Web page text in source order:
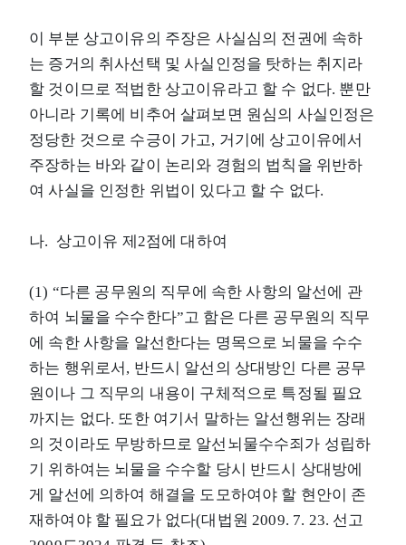
이 부분 상고이유의 주장은 사실심의 전권에 속하
는 증거의 취사선택 및 사실인정을 탓하는 취지라
할 것이므로 적법한 상고이유라고 할 수 없다. 뿐만
아니라 기록에 비추어 살펴보면 원심의 사실인정은
정당한 것으로 수긍이 가고, 거기에 상고이유에서
주장하는 바와 같이 논리와 경험의 법칙을 위반하
여 사실을 인정한 위법이 있다고 할 수 없다.
나. 상고이유 제2점에 대하여
(1) “다른 공무원의 직무에 속한 사항의 알선에 관
하여 뇌물을 수수한다”고 함은 다른 공무원의 직무
에 속한 사항을 알선한다는 명목으로 뇌물을 수수
하는 행위로서, 반드시 알선의 상대방인 다른 공무
원이나 그 직무의 내용이 구체적으로 특정될 필요
까지는 없다. 또한 여기서 말하는 알선행위는 장래
의 것이라도 무방하므로 알선뇌물수수죄가 성립하
기 위하여는 뇌물을 수수할 당시 반드시 상대방에
게 알선에 의하여 해결을 도모하여야 할 현안이 존
재하여야 할 필요가 없다(대법원 2009. 7. 23. 선고